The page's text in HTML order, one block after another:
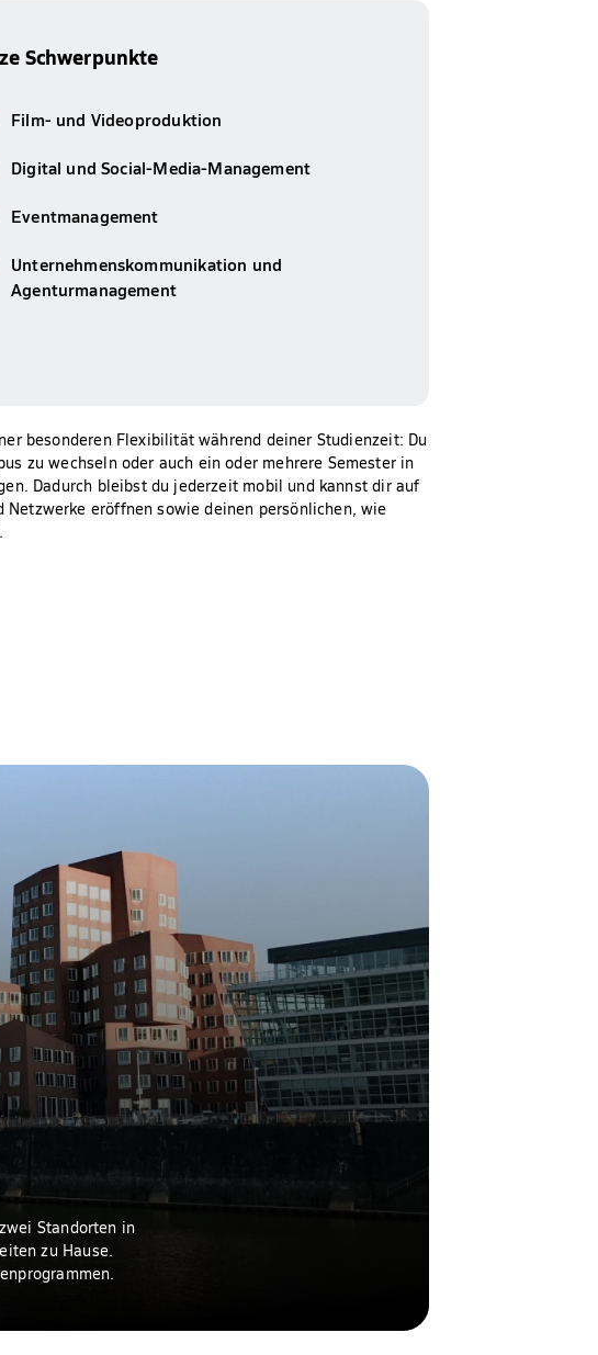
Schwerpunkte
Film- und Videoproduktion
Digital und Social-Media-Management
Eventmanagement
Unternehmenskommunikation und
Agenturmanagement
besonderen Flexibilität während deiner Studienzeit: Du
zu wechseln oder auch ein oder mehrere Semester in
Dadurch bleibst du jederzeit mobil und kannst dir auf
Netzwerke eröffnen sowie deinen persönlichen, wie
Standorten in
zu Hause.